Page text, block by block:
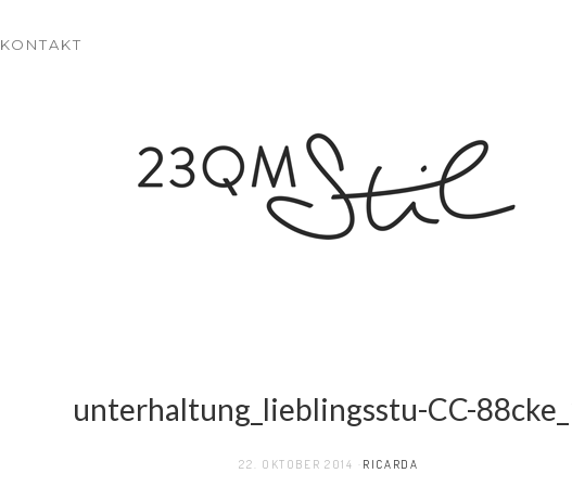
KONTAKT
unterhaltung_lieblingsstu-CC-
22. OKTOBER 2014 RICARDA